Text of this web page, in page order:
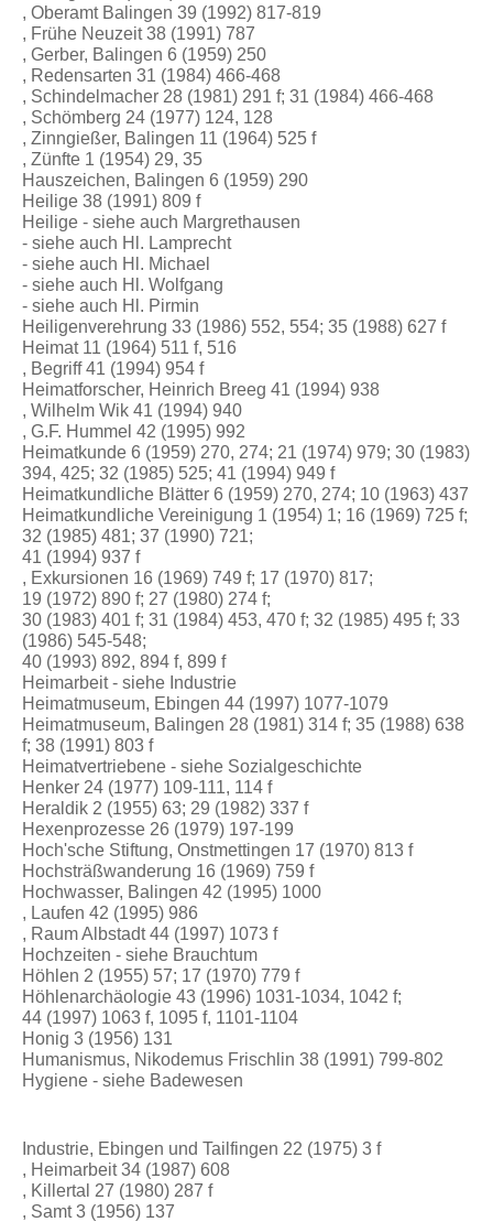
, Oberamt Balingen 39 (1992) 817-819
, Frühe Neuzeit 38 (1991) 787
, Gerber, Balingen 6 (1959) 250
, Redensarten 31 (1984) 466-468
, Schindelmacher 28 (1981) 291 f; 31 (1984) 466-468
, Schömberg 24 (1977) 124, 128
, Zinngießer, Balingen 11 (1964) 525 f
, Zünfte 1 (1954) 29, 35
Hauszeichen, Balingen 6 (1959) 290
Heilige 38 (1991) 809 f
Heilige - siehe auch Margrethausen
- siehe auch Hl. Lamprecht
- siehe auch Hl. Michael
- siehe auch Hl. Wolfgang
- siehe auch Hl. Pirmin
Heiligenverehrung 33 (1986) 552, 554; 35 (1988) 627 f
Heimat 11 (1964) 511 f, 516
, Begriff 41 (1994) 954 f
Heimatforscher, Heinrich Breeg 41 (1994) 938
, Wilhelm Wik 41 (1994) 940
, G.F. Hummel 42 (1995) 992
Heimatkunde 6 (1959) 270, 274; 21 (1974) 979; 30 (1983)
394, 425; 32 (1985) 525; 41 (1994) 949 f
Heimatkundliche Blätter 6 (1959) 270, 274; 10 (1963) 437
Heimatkundliche Vereinigung 1 (1954) 1; 16 (1969) 725 f;
32 (1985) 481; 37 (1990) 721;
41 (1994) 937 f
, Exkursionen 16 (1969) 749 f; 17 (1970) 817;
19 (1972) 890 f; 27 (1980) 274 f;
30 (1983) 401 f; 31 (1984) 453, 470 f; 32 (1985) 495 f; 33
(1986) 545-548;
40 (1993) 892, 894 f, 899 f
Heimarbeit - siehe Industrie
Heimatmuseum, Ebingen 44 (1997) 1077-1079
Heimatmuseum, Balingen 28 (1981) 314 f; 35 (1988) 638
f; 38 (1991) 803 f
Heimatvertriebene - siehe Sozialgeschichte
Henker 24 (1977) 109-111, 114 f
Heraldik 2 (1955) 63; 29 (1982) 337 f
Hexenprozesse 26 (1979) 197-199
Hoch'sche Stiftung, Onstmettingen 17 (1970) 813 f
Hochsträßwanderung 16 (1969) 759 f
Hochwasser, Balingen 42 (1995) 1000
, Laufen 42 (1995) 986
, Raum Albstadt 44 (1997) 1073 f
Hochzeiten - siehe Brauchtum
Höhlen 2 (1955) 57; 17 (1970) 779 f
Höhlenarchäologie 43 (1996) 1031-1034, 1042 f;
44 (1997) 1063 f, 1095 f, 1101-1104
Honig 3 (1956) 131
Humanismus, Nikodemus Frischlin 38 (1991) 799-802
Hygiene - siehe Badewesen
Industrie, Ebingen und Tailfingen 22 (1975) 3 f
, Heimarbeit 34 (1987) 608
, Killertal 27 (1980) 287 f
, Samt 3 (1956) 137